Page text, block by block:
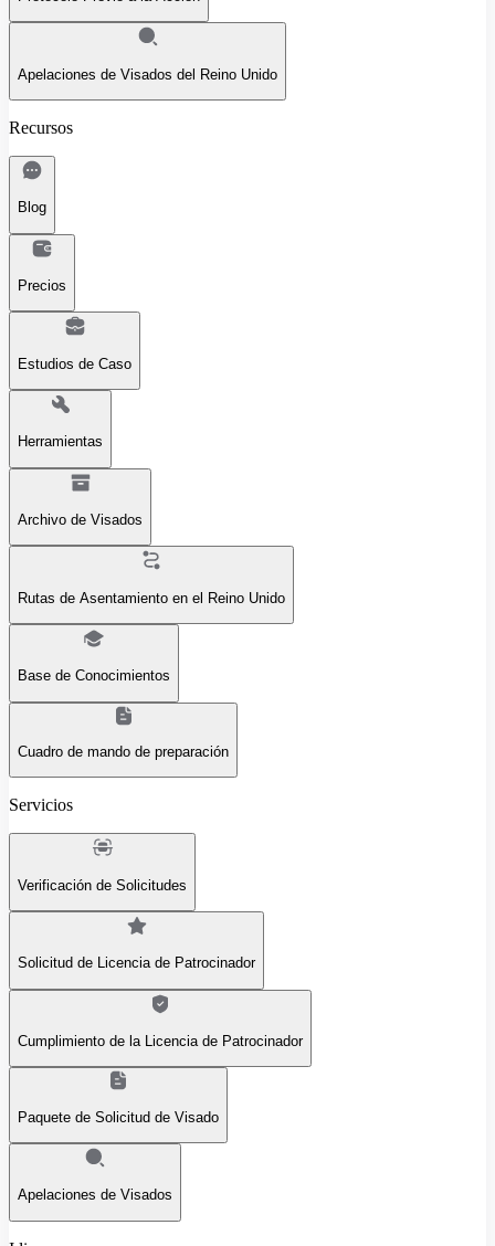
Apelaciones de Visados del Reino Unido
Recursos
Blog
Precios
Estudios de Caso
Herramientas
Archivo de Visados
Rutas de Asentamiento en el Reino Unido
Base de Conocimientos
Cuadro de mando de preparación
Servicios
Verificación de Solicitudes
Solicitud de Licencia de Patrocinador
Cumplimiento de la Licencia de Patrocinador
Paquete de Solicitud de Visado
Apelaciones de Visados